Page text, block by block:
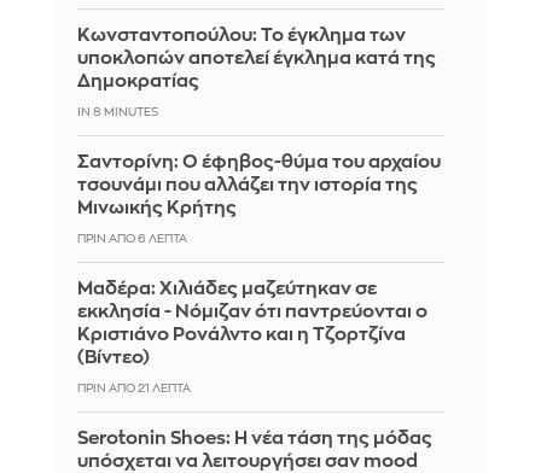
Κωνσταντοπούλου: Το έγκλημα των
υποκλοπών αποτελεί έγκλημα κατά της
Δημοκρατίας
IN 8 MINUTES
Σαντορίνη: Ο έφηβος-θύμα του αρχαίου
τσουνάμι που αλλάζει την ιστορία της
Μινωικής Κρήτης
ΠΡΙΝ ΑΠΌ 6 ΛΕΠΤΆ
Μαδέρα: Χιλιάδες μαζεύτηκαν σε
εκκλησία - Νόμιζαν ότι παντρεύονται ο
Κριστιάνο Ρονάλντο και η Τζορτζίνα
(Βίντεο)
ΠΡΙΝ ΑΠΌ 21 ΛΕΠΤΆ
Serotonin Shoes: Η νέα τάση της μόδας
υπόσχεται να λειτουργήσει σαν mood